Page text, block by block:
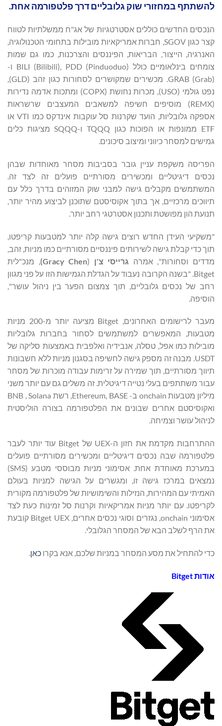
להשתתף במחזורי שוק גלובליים דרך פלטפורמה אחת.
הנכסים החדשים כוללים אסטרטגיות של אג"ח ממשלתיות לטווח
קצר כגון SGOV, חברות אמריקאיות מובילות בתחומי הטכנולוגיה,
האנרגיה, הייצור, הבריאות, הפיננסים והצרכנות, כמו גם שמות
צומחים בינלאומיים כולל BILI (Bilibili), PDD (Pinduoduo) ו-
GRAB (Grab). מכשירים שמקושרים לסחורות כגון זהב (GLD),
נפט גולמי (USO), מכרות נחושת (COPX) ומתכות אדמה נדירות
(REMX) מוסיפים חשיפה למשאבים המעצבים שרשראות
אספקה ​​גלובליות, הועד שקרנות סל עוקבות אינדקס כמו VTI או
ETF ממונפות או הפוכות כגון TQQQ ו-SQQQ מציגות כלים
גמישים למסחר כיווני ומיצוב סיכונים.
הפריסה משקפת עניין גובר בסביבות מסחר מאוחדות שבהן
נכסים דיגיטליים ומכשירים מסורתיים פועלים זה לצד זה.
המשתמשים מקבלים גישה למבני שוק המזוהים בדרך כלל עם
תיווכים מרכזיים, אך בתוך אקוסיסטם שתוכנן לביצוע מהיר יותר,
תנועת הון מפושטת ותכנון אסטרטגי רחב יותר.
"משקיעי העידן החדש רוצים גישה קלה יותר למטבעות קריפטו,
תוך כדי קבלת גישה לשירותים פיננסיים מסורתיים כמו מניות, זהב,
מדדים וסחורות", אמרה גרייסי צ'ן (
Gracy Chen
) , מנכ"לית
Bitget. "בשנה הקרובה נעבוד על הגדלת הגמישות הזו על פני מגוון
רחב של נכסים גלובליים, תוך צמצום הפער בין ניהול עושר",
הוסיפה.
מעבר לרישומים האחרונים, Bitget מציעה יותר מ-200 מניות
מטבעות, המאפשרים למשתמשים לסחור בחברות גלובליות
מובילות כמו אפל, טסלה, אנבידיה ואלפבית באמצעות סליקה של
USDT. מבנה זה מספק גישה לחשיפה בסגנון מניות ללא חשבונות
תיווך מסורתיים, תוך שמירה על זרימות עבודה מוכרות של מסחר
עבור משתתפים בעלי נטייה דיגיטלית. זה משלים גם עם יותר משני
מיליון מטבעות onchain ב- Ethereum, BASE, רשת BNB , Solana
ואקוסיסטם אחרים שבונים את הפלטפורמה בצורה הוליסטית
לניהול עושר וצמיחה.
ההתרחבות מקדמת את חזון ה-UEX של Bitget עוד יותר לעבר
פלטפורמה שבה נכסים דיגיטליים ומכשירים מסורתיים פועלים
במערכת מאוחדת אחת. אסימוני מניות מבוססי מטבע (SMS)
נמצאים במרכז גישה זו, ומגשרים על הגישה למניות בעולם
האמיתי עם המהירות, הנזילות והשימושיות של פלטפורמה מקורית
לקריפטו. עם יותר מניות אמריקאיות וקרנות סל זמינות כעת לצד
אסימוני onchain, נגזרים וסוגי נכסים אחרים, Bitget UEX קובעת
את הרף לשלב הבא של המסחר הגלובלי.
כדי להתחיל את מסע המסחר במניות שלכם, אנא בקרו כאן.
אודותBitget